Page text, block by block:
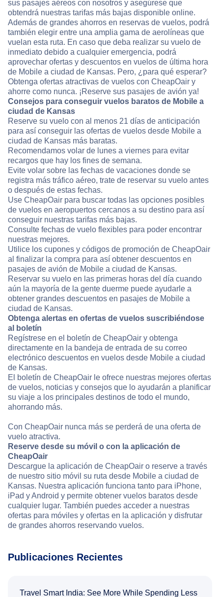
sus pasajes aéreos con nosotros y asegúrese que
obtendrá nuestras tarifas más bajas disponible online.
Además de grandes ahorros en reservas de vuelos, podrá
también elegir entre una amplia gama de aerolíneas que
vuelan esta ruta. En caso que deba realizar su vuelo de
inmediato debido a cualquier emergencia, podrá
aprovechar ofertas y descuentos en vuelos de última hora
de Mobile a ciudad de Kansas. Pero, ¿para qué esperar?
Obtenga ofertas atractivas de vuelos con CheapOair y
ahorre como nunca. ¡Reserve sus pasajes de avión ya!
Consejos para conseguir vuelos baratos de Mobile a
ciudad de Kansas
Reserve su vuelo con al menos 21 días de anticipación
para así conseguir las ofertas de vuelos desde Mobile a
ciudad de Kansas más baratas.
Recomendamos volar de lunes a viernes para evitar
recargos que hay los fines de semana.
Evite volar sobre las fechas de vacaciones donde se
registra más tráfico aéreo, trate de reservar su vuelo antes
o después de estas fechas.
Use CheapOair para buscar todas las opciones posibles
de vuelos en aeropuertos cercanos a su destino para así
conseguir nuestras tarifas más bajas.
Consulte fechas de vuelo flexibles para poder encontrar
nuestras mejores.
Utilice los cupones y códigos de promoción de CheapOair
al finalizar la compra para así obtener descuentos en
pasajes de avión de Mobile a ciudad de Kansas.
Reservar su vuelo en las primeras horas del día cuando
aún la mayoría de la gente duerme puede ayudarle a
obtener grandes descuentos en pasajes de Mobile a
ciudad de Kansas.
Obtenga alertas en ofertas de vuelos suscribiéndose
al boletín
Regístrese en el boletín de CheapOair y obtenga
directamente en la bandeja de entrada de su correo
electrónico descuentos en vuelos desde Mobile a ciudad
de Kansas.
El boletín de CheapOair le ofrece nuestras mejores ofertas
de vuelos, noticias y consejos que lo ayudarán a planificar
su viaje a los principales destinos de todo el mundo,
ahorrando más.
Con CheapOair nunca más se perderá de una oferta de
vuelo atractiva.
Reserve desde su móvil o con la aplicación de
CheapOair
Descargue la aplicación de CheapOair o reserve a través
de nuestro sitio móvil su ruta desde Mobile a ciudad de
Kansas. Nuestra aplicación funciona tanto para iPhone,
iPad y Android y permite obtener vuelos baratos desde
cualquier lugar. También puedes acceder a nuestras
ofertas para móviles y ofertas en la aplicación y disfrutar
de grandes ahorros reservando vuelos.
Publicaciones Recientes
Travel Smart India: See More While Spending Less